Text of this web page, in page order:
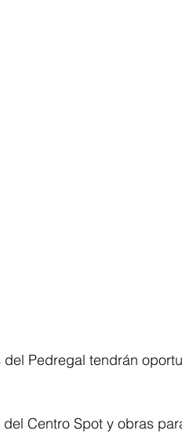
del Pedregal tendrán
Centro Spot y obras